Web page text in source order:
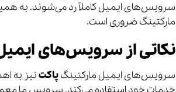
سرویس‌های ایمیل کاملاً رد می‌شوند. به
مارکتینگ ضروری است.
نکاتی از سرویس‌های
سرویس‌های ایمیل مارکتینگپاکتنیز به